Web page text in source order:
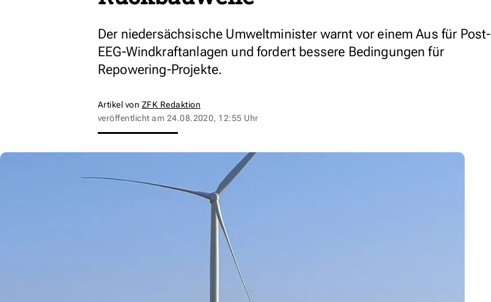
Der niedersächsische Umweltminister warnt vor einem Aus für Post-
EEG-Windkraftanlagen und fordert bessere Bedingungen für
Repowering-Projekte.
Artikel von ZFK Redaktion
veröffentlicht am 24.08.2020, 12:55 Uhr